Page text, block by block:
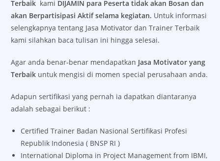
Terbaik kami DIJAMIN para Peserta tidak akan Bosan dan
akan Berpartisipasi Aktif selama kegiatan. Untuk informasi
selengkapnya tentang Jasa Motivator dan Trainer Terbaik
kami silahkan baca tulisan ini hingga selesai.
Agar anda benar-benar mendapatkan Jasa Motivator yang
Terbaik untuk mengisi di momen special perusahaan anda.
Adapun sertifikasi yang pernah ia dapatkan diantaranya
adalah sebagai berikut :
Certified Trainer Badan Nasional Sertifikasi Profesi
Republik Indonesia ( BNSP RI )
International Diploma in Project Management from IBMI,